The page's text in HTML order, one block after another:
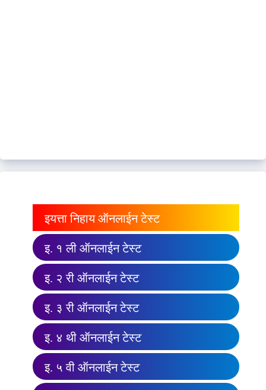
इयत्ता निहाय ऑनलाईन टेस्ट
इ. १ ली ऑनलाईन टेस्ट
इ. २ री ऑनलाईन टेस्ट
इ. ३ री ऑनलाईन टेस्ट
इ. ४ थी ऑनलाईन टेस्ट
इ. ५ वी ऑनलाईन टेस्ट